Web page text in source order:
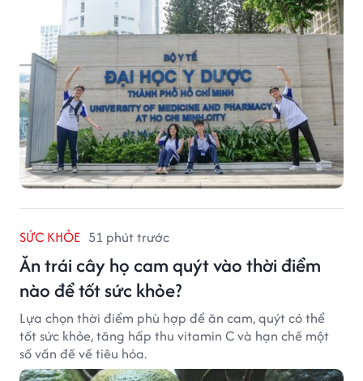
SỨC KHỎE 51 phút trước
Ăn trái cây họ cam quýt vào thời điểm
nào để tốt sức khỏe?
Lựa chọn thời điểm phù hợp để ăn cam, quýt có thể
tốt sức khỏe, tăng hấp thu vitamin C và hạn chế một
số vấn đề về tiêu hóa.